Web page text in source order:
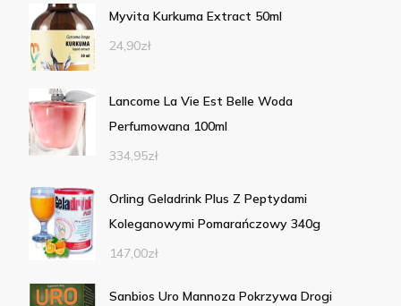
Myvita Kurkuma Extract 50ml
24,90zł
Lancome La Vie Est Belle Woda
Perfumowana 100ml
334,95zł
Orling Geladrink Plus Z Peptydami
Koleganowymi Pomarańczowy 340g
147,00zł
Sanbios Uro Mannoza Pokrzywa Drogi